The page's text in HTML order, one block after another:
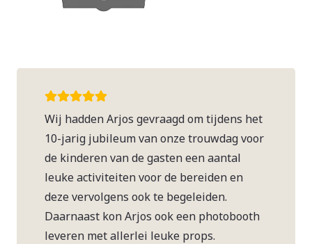
Wij hadden Arjos gevraagd om tijdens het
10-jarig jubileum van onze trouwdag voor
de kinderen van de gasten een aantal
leuke activiteiten voor de bereiden en
deze vervolgens ook te begeleiden.
Daarnaast kon Arjos ook een photobooth
leveren met allerlei leuke props.